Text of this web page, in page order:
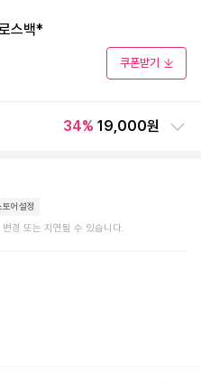
스백*
쿠폰받기
34% 19,000원
토어설정
경 또는 지연될 수 있습니다.